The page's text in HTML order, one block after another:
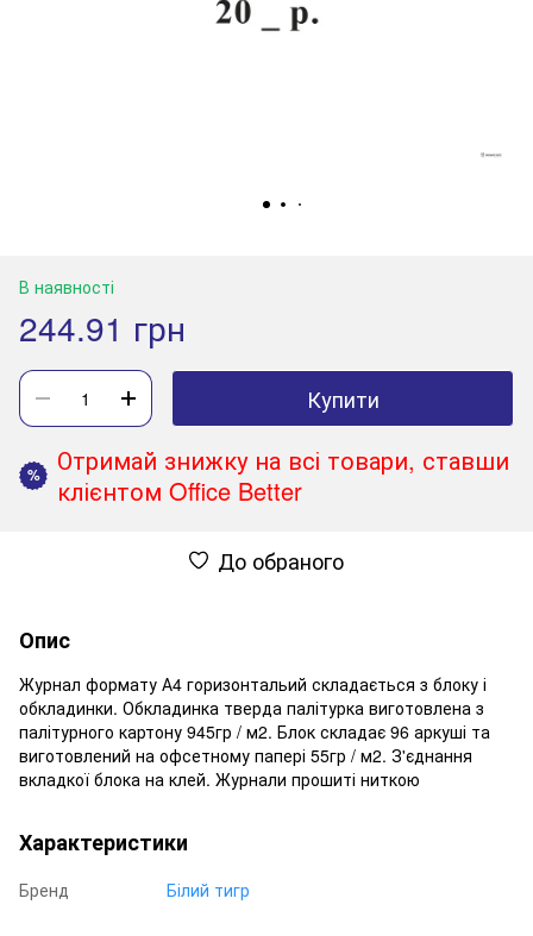
В наявності
244.91 грн
Купити
%
Отримай знижку на всі товари, ставши
клієнтом Office Better
До обраного
Опис
Журнал формату А4 горизонтальий складається з блоку і
обкладинки. Обкладинка тверда палітурка виготовлена з
палітурного картону 945гр / м2. Блок складає 96 аркуші та
виготовлений на офсетному папері 55гр / м2. З'єднання
вкладкої блока на клей. Журнали прошиті ниткою
Характеристики
Бренд Білий тигр